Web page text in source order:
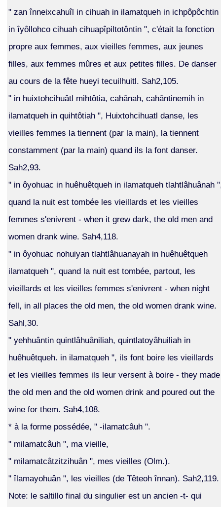
" zan înneixcahuîl in cihuah in ilamatqueh in ichpôpôchtin
in îyôllohco cihuah cihuapîpiltotôntin ", c'était la fonction
propre aux femmes, aux vieilles femmes, aux jeunes
filles, aux femmes mûres et aux petites filles. De danser
au cours de la fête hueyi tecuilhuitl. Sah2,105.
" in huixtohcihuâtl mihtôtia, cahânah, cahântinemih in
ilamatqueh in quihtôtiah ", Huixtohcihuatl danse, les
vieilles femmes la tiennent (par la main), la tiennent
constamment (par la main) quand ils la font danser.
Sah2,93.
" in ôyohuac in huêhuêtqueh in ilamatqueh tlahtlâhuânah
quand la nuit est tombée les vieillards et les vieilles
femmes s'enivrent - when it grew dark, the old men and
women drank wine. Sah4,118.
" in ôyohuac nohuiyan tlahtlâhuanayah in huêhuêtqueh
ilamatqueh ", quand la nuit est tombée, partout, les
vieillards et les vieilles femmes s'enivrent - when night
fell, in all places the old men, the old women drank wine.
Sahl,30.
" yehhuântin quintlâhuâniliah, quintlatoyâhuiliah in
huêhuêtqueh. in ilamatqueh ", ils font boire les vieillards
et les vieilles femmes ils leur versent à boire - they made
the old men and the old women drink and poured out the
wine for them. Sah4,108.
* à la forme possédée, " -ilamatcâuh ".
" milamatcâuh ", ma vieille,
" milamatcâtzitzihuân ", mes vieilles (Olm.).
" îlamayohuân ", les vieilles (de Têteoh înnan). Sah2,119.
Note: le saltillo final du singulier est un ancien -t- qui